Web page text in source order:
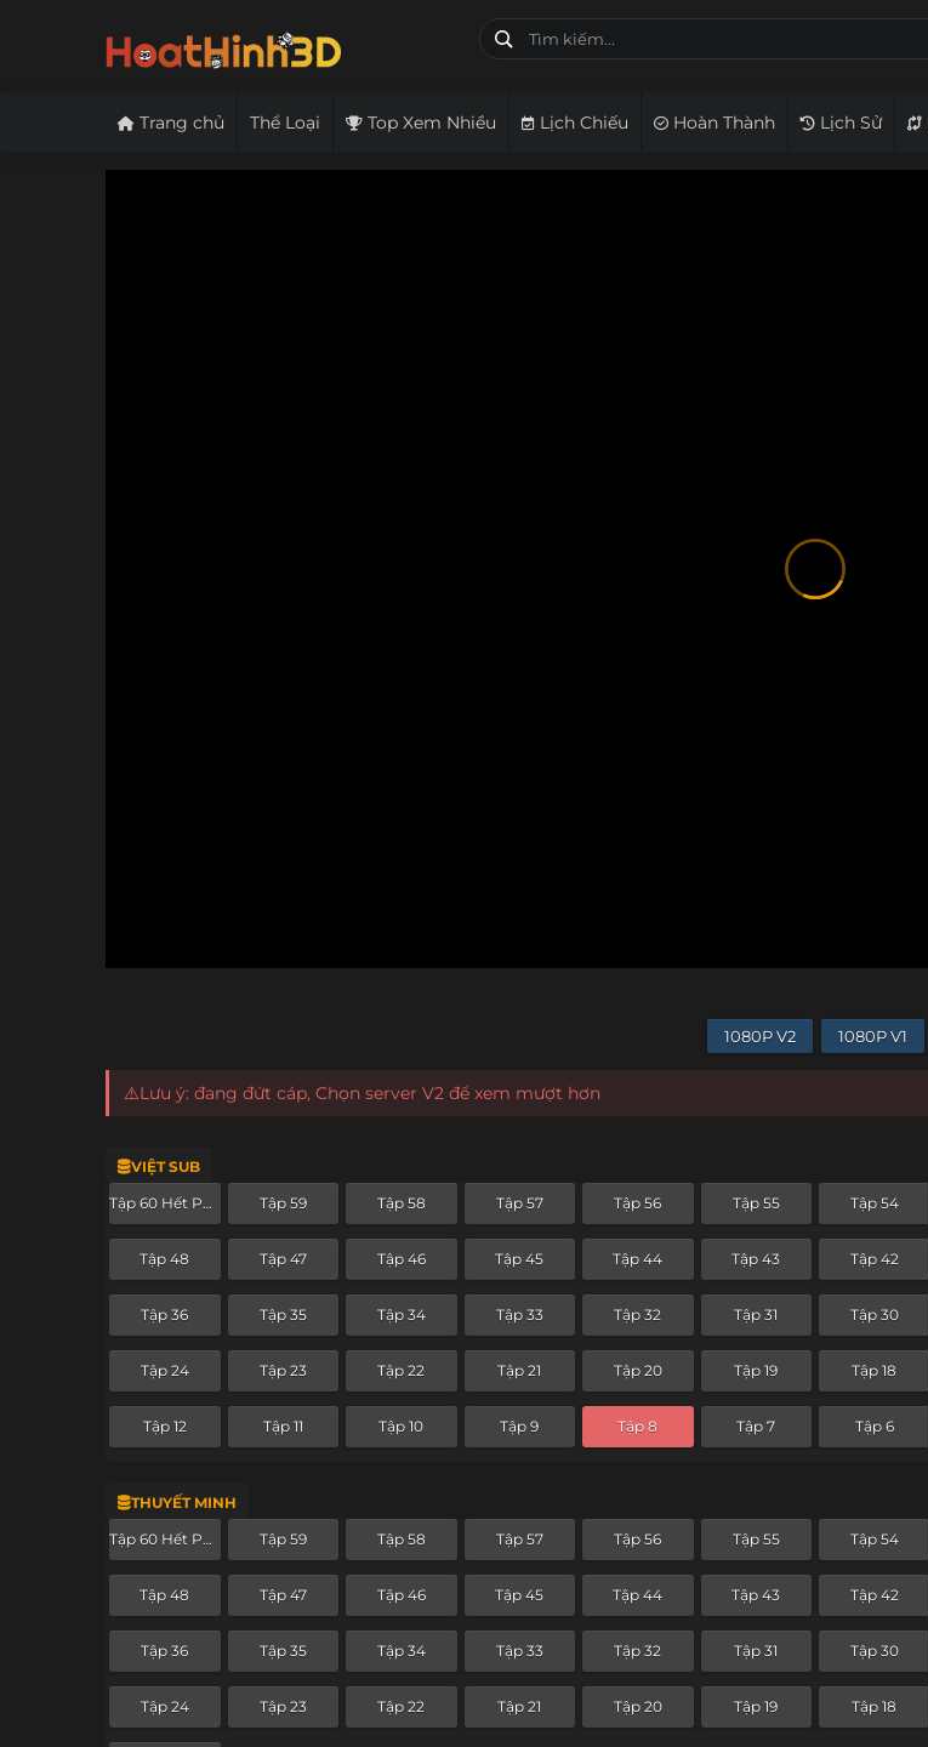
Trang chủ Thể Loại Top Xem Nhiều Lịch Chiếu Hoàn Thành Lịch Sử
1080P V2 1080P V1
⚠️Lưu ý: đang đứt cáp, Chọn server V2 để xem mượt hơn
VIỆT SUB
Tập 60 Hết Phần Tập 59 Tập 58 Tập 57 Tập 56 Tập 55 Tập 54
Tập 48 Tập 47 Tập 46 Tập 45 Tập 44 Tập 43 Tập 42
Tập 36 Tập 35 Tập 34 Tập 33 Tập 32 Tập 31 Tập 30
Tập 24 Tập 23 Tập 22 Tập 21 Tập 20 Tập 19 Tập 18
Tập 12 Tập 11 Tập 10 Tập 9 Tập 8 Tập 7 Tập 6
THUYẾT MINH
Tập 60 Hết Phần Tập 59 Tập 58 Tập 57 Tập 56 Tập 55 Tập 54
Tập 48 Tập 47 Tập 46 Tập 45 Tập 44 Tập 43 Tập 42
Tập 36 Tập 35 Tập 34 Tập 33 Tập 32 Tập 31 Tập 30
Tập 24 Tập 23 Tập 22 Tập 21 Tập 20 Tập 19 Tập 18